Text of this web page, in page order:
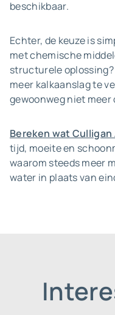
beschikbaar.
Echter, de keuze is
met chemische
structurele
meer kalkaanslag te
gewoonweg niet
Bereken wat
tijd, moeite en
waarom steeds meer
water in plaats van